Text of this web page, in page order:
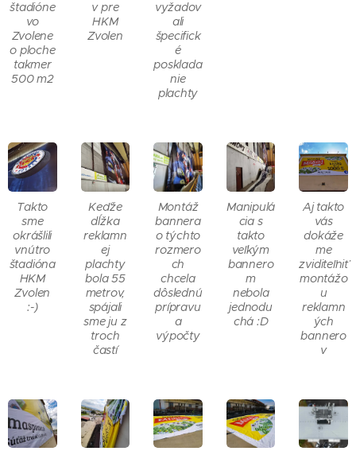
štadióne
vo
Zvolene
o ploche
takmer
500 m2
v pre
HKM
Zvolen
vyžadov
ali
špecifick
é
posklada
nie
plachty
Takto
sme
okrášlili
vnútro
štadióna
HKM
Zvolen
:-)
Keďže
dĺžka
reklamn
ej
plachty
bola 55
metrov,
spájali
sme ju z
troch
častí
Montáž
bannera
o týchto
rozmero
ch
chcela
dôslednú
prípravu
a
výpočty
Manipulá
cia s
takto
veľkým
bannero
m
nebola
jednodu
chá :D
Aj takto
vás
dokáže
me
zviditeľniť
montážo
u
reklamn
ých
bannero
v